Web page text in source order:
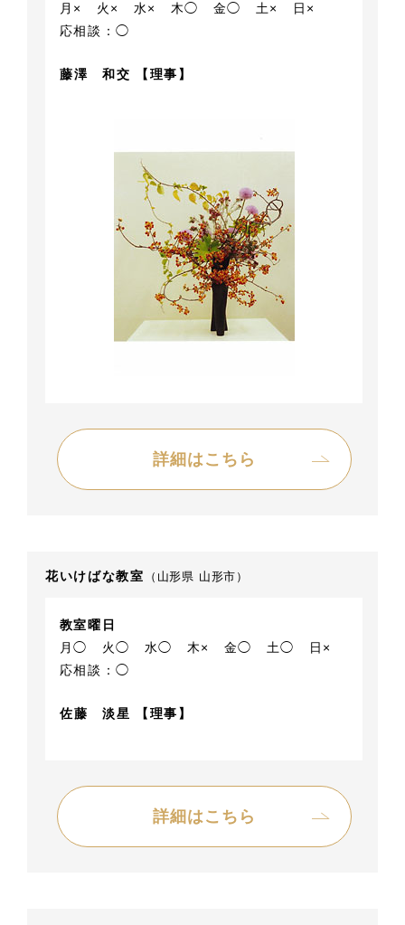
月×
火× 水× 木◯ 金◯ 土×
日×
応相談：◯
藤澤 和交 【理事】
詳細はこちら
花いけばな教室 （山形県 山形市）
教室曜日
月◯
火◯ 水◯ 木× 金◯ 土◯
日×
応相談：◯
佐藤 淡星 【理事】
詳細はこちら